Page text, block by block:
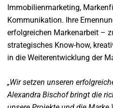
Immobilienmarketing,
Kommunikation. Ihre
erfolgreichen Markenarbeit –
strategisches Know-how,
in die Weiterentwicklung der
„Wir setzen unseren
Alexandra Bischof bringt die